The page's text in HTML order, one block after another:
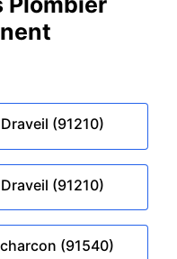
(91210)
(91210)
(91540)